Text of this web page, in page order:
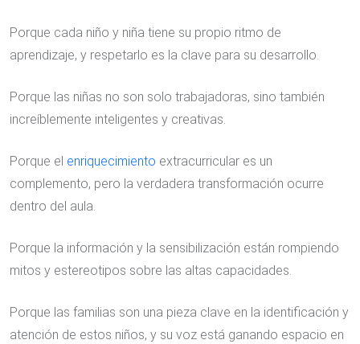
Porque cada niño y niña tiene su propio ritmo de
aprendizaje, y respetarlo es la clave para su desarrollo.
Porque las niñas no son solo trabajadoras, sino también
increíblemente inteligentes y creativas.
Porque el enriquecimiento extracurricular es un
complemento, pero la verdadera transformación ocurre
dentro del aula.
Porque la información y la sensibilización están rompiendo
mitos y estereotipos sobre las altas capacidades.
Porque las familias son una pieza clave en la identificación y
atención de estos niños, y su voz está ganando espacio en